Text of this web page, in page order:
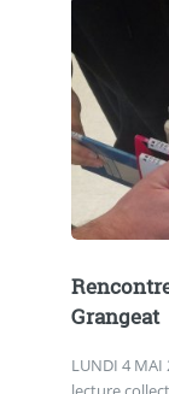
Grangeat
LUNDI 4 MAI